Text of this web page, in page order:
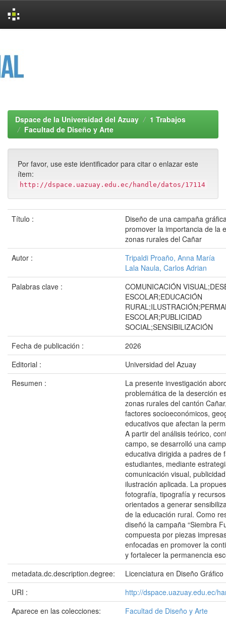
Dspace de la Universidad del Azuay
1 Trabajos
Facultad de Diseño y Arte
Por favor, use este identificador para citar o enlazar este
ítem:
http://dspace.uazuay.edu.ec/handle/datos/17114
Título :
Diseño de una campaña
promover la importancia de la
zonas rurales del Cañar
Autor :
Tripaldi Proaño, Anna María
Lala Naula, Carlos Adrian
Palabras clave :
COMUNICACIÓN
ESCOLAR;EDUCACIÓN
ESCOLAR;PUBLICIDAD
SOCIAL;SENSIBILIZACIÓN
Fecha de publicación :
2026
Editorial :
Universidad del Azuay
Resumen :
La presente investigación
problemática de la deserción
zonas rurales del cantón
factores socioeconómicos,
educativos que afectan la
A partir del análisis teórico,
campo, se desarrolló una
educativa dirigida a padres de
estudiantes, mediante
comunicación visual,
ilustración aplicada. La
fotografía, tipografía y
orientados a generar
de la educación rural. Como
diseñó la campaña “Siembra
compuesta por piezas
enfocadas en promover la
y fortalecer la permanencia
metadata.dc.description.degree:
Licenciatura en Diseño Gráfico
URI :
http://dspace.uazuay.edu.ec/
Aparece en las colecciones:
Facultad de Diseño y Arte